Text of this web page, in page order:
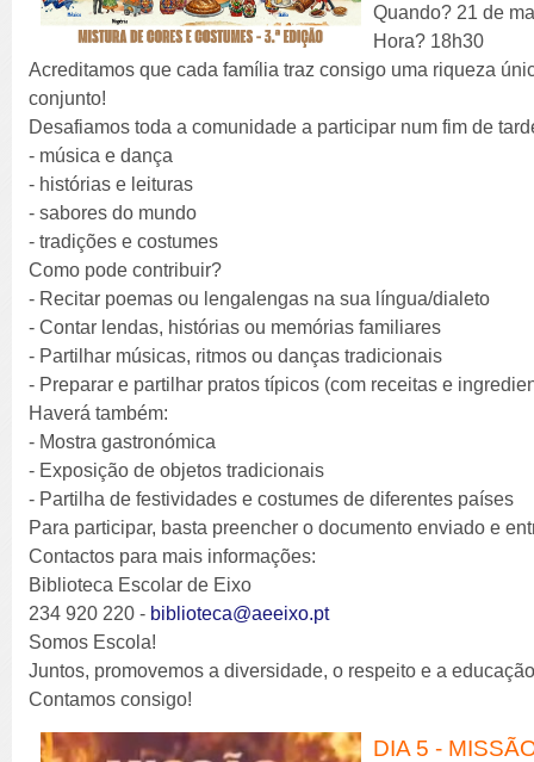
Quando? 21 de
Hora? 18h30
Acreditamos que cada família traz consigo uma riqueza
conjunto!
Desafiamos toda a comunidade a participar num fim de
- música e dança
- histórias e leituras
- sabores do mundo
- tradições e costumes
Como pode contribuir?
- Recitar poemas ou lengalengas na sua língua/dialeto
- Contar lendas, histórias ou memórias familiares
- Partilhar músicas, ritmos ou danças tradicionais
- Preparar e partilhar pratos típicos (com receitas e
Haverá também:
- Mostra gastronómica
- Exposição de objetos tradicionais
- Partilha de festividades e costumes de diferentes países
Para participar, basta preencher o documento enviado e
Contactos para mais informações:
Biblioteca Escolar de Eixo
234 920 220 - biblioteca@aeeixo.pt
Somos Escola!
Juntos, promovemos a diversidade, o respeito e a
Contamos consigo!
DIA 5 -